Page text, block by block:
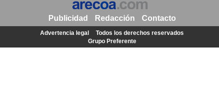
Publicidad Redacción Contacto
Advertencia legal
Todos los derechos reservados
Grupo Preferente